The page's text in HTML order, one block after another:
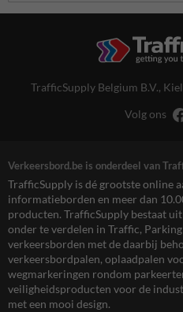
TrafficSupply Belgium B.V.,
Volg ons
Verkeersbord.be is onderdeel van
TrafficSupply is dé grootste online
informatieborden en meer dan
producten. TrafficSupply bestaat
onder te verdelen in Traffic,
verkeersborden met de daarbij
verkeersbordpalen, oplaadpalen
wegmarkeringen rondom
veiligheidsproducten voor de
met een mooi design.